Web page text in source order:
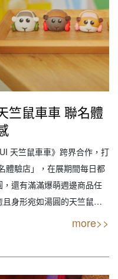
竺鼠車車 聯名體
天竺鼠車車》跨界合作，打
體驗店」，在展期間每日都
還有滿滿爆萌週邊商品任
身形宛如湯圓的天竺鼠車
裡的儀式感。 全台獨家的
more>>